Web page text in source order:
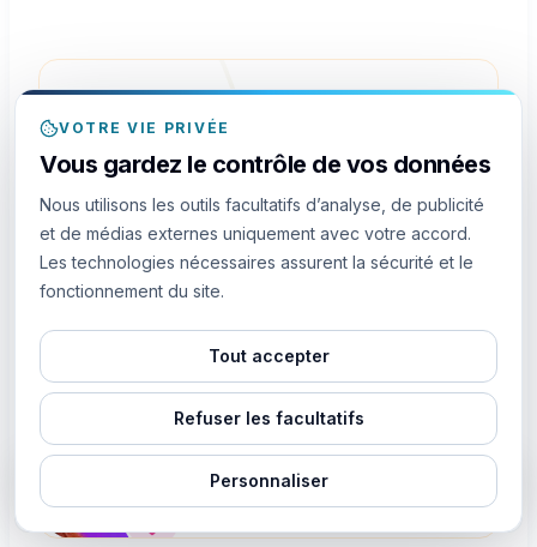
Avant
1,451
Quelqu'un de a acheté 393 Followers
VOTRE VIE PRIVÉE
Vous gardez le contrôle de vos données
Nous utilisons les outils facultatifs d’analyse, de publicité
et de médias externes uniquement avec votre accord.
Les technologies nécessaires assurent la sécurité et le
fonctionnement du site.
Tout accepter
Refuser les facultatifs
Personnaliser